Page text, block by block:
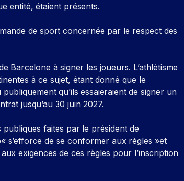
entité, étaient présents.
de sport concernée par le respect des
Barcelone à signer les joueurs. L’athlétisme
à ce sujet, étant donné que le
qu’ils essaieraient de signer un
jusqu’au 30 juin 2027.
faites par le président de
s’efforce de se conformer aux règles »et
exigences de ces règles pour l’inscription